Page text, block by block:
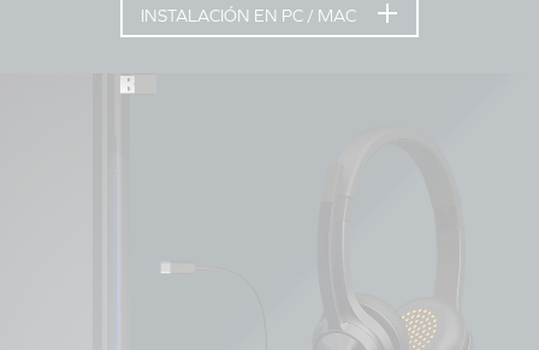
INSTALACIÓN EN PC / MAC